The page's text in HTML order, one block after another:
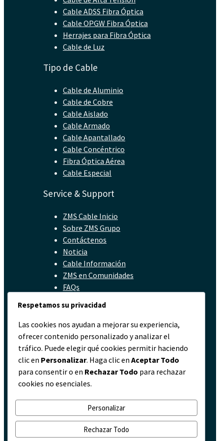
Cable ADSS Fibra Óptica
Cable OPGW Fibra Óptica
Herrajes para Fibra Óptica
Cable de Luz
Tipo de Cable
Cable de Aluminio
Cable de Cobre
Cable Aislado
Cable Armado
Cable Apantallado
Cable Concéntrico
Fibra Óptica Aérea
Cable Especial
Service & Support
ZMS Cable Inicio
Sobre ZMS Grupo
Contáctenos
Noticia
Cable Información
ZMS en Comunidades
FAQs
Contacto
servicio@zmscable.es
+86-371-67829333
+86 17303836349
Plaza de Kaixuan, Zhengzhou, China
Respetamos su privacidad
Las cookies nos ayudan a mejorar su experiencia,
ofrecer contenido personalizado y analizar el
tráfico. Puede elegir qué cookies permitir haciendo
clic en Personalizar. Haga clic en Aceptar Todo
para consentir o en Rechazar Todo para rechazar
cookies no esenciales.
Personalizar
Rechazar Todo